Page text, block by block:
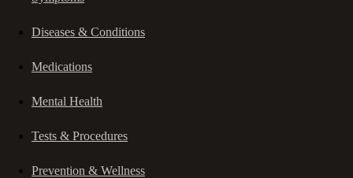
Diseases & Conditions
Medications
Mental Health
Tests & Procedures
Prevention & Wellness